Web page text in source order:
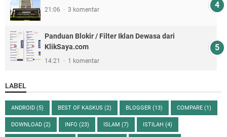
21:06 3 komentar
Panduan Blokir / Filter Iklan Dewasa dari
KlikSaya.com
14:21 1 komentar
LABEL
ANDROID (5) BEST OF KASKUS (2) BLOGGER (13) COMPARE (1)
DOWNLOAD (2) INFO (23) ISLAM (7) ISTILAH (4)